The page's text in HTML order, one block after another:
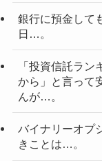
銀行に預金して
日…。
「投資信託ラ
から」と言って
んが…。
バイナリーオプ
きことは…。